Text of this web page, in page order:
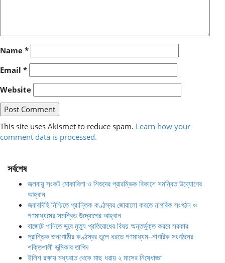
Name *
Email *
Website
This site uses Akismet to reduce spam. Learn how your
comment data is processed.
সর্বশেষ
জলবায়ু সংকট মোকাবিলা ও শিশুদের প্রারম্ভিক বিকাশে সমন্বিত উদ্যোগের
আহ্বান
জবাবদিহি নিশ্চিতে প্রান্তিক কণ্ঠস্বর জোরালো করতে নাগরিক সংগঠন ও
গণমাধ্যমের সমন্বিত উদ্যোগের আহ্বান
বাজেটে পানিতে ডুবে মৃত্যু প্রতিরোধের বিষয় অন্তর্ভুক্ত করবে সরকার
প্রান্তিক জনগোষ্ঠীর কণ্ঠস্বর তুলে ধরতে গণমাধ্যম–নাগরিক সংগঠনের
শক্তিশালী ভূমিকার তাগিদ
ইলিশ রক্ষায় মধ্যরাত থেকে মাছ ধরায় ২ মাসের নিষেধাজ্ঞা